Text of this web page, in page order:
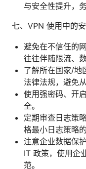
与安全性提升，
七、VPN 使用中的
避免在不信任的
往往伴随限流、
了解所在国家/地
法律法规，避免
使用强密码、开
全。
定期审查日志策
格最小日志策略的
注意企业数据保
IT 政策，使用企
范。